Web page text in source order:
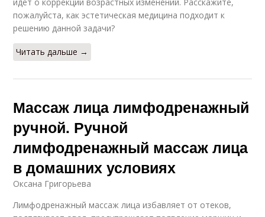
пожалуйста, как эстетическая медицина подходит к
решению данной задачи?
Читать дальше →
Массаж лица лимфодренажный
ручной. Ручной
лимфодренажный массаж лица
в домашних условиях
Оксана Григорьева
Лимфодренажный массаж лица избавляет от отеков,